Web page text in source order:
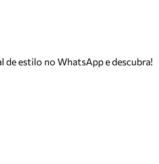
de estilo no WhatsApp e descubra!